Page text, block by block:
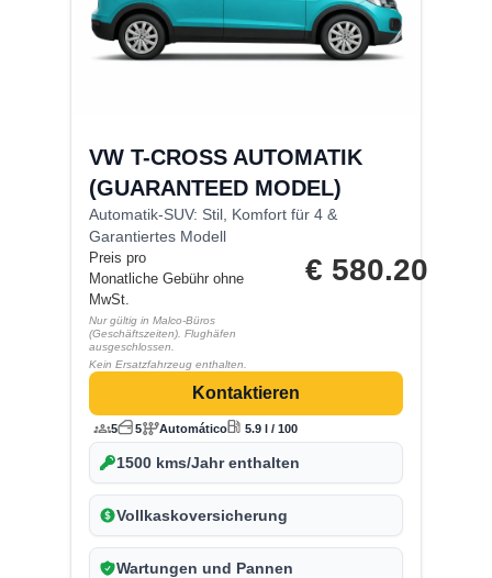
VW T-CROSS AUTOMATIK
(GUARANTEED MODEL)
Automatik-SUV: Stil, Komfort für 4 &
Garantiertes Modell
Preis pro
Monatliche Gebühr ohne
MwSt.
Nur gültig in Malco-Büros
(Geschäftszeiten). Flughäfen
ausgeschlossen.
Kein Ersatzfahrzeug enthalten.
€ 580.20
Kontaktieren
5 5 Automático 5.9 l / 100
1500 kms/Jahr enthalten
Vollkaskoversicherung
Wartungen und Pannen